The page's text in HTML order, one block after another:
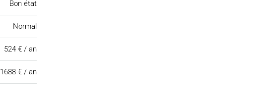
Bon état
Normal
524 € / an
1688 € / an